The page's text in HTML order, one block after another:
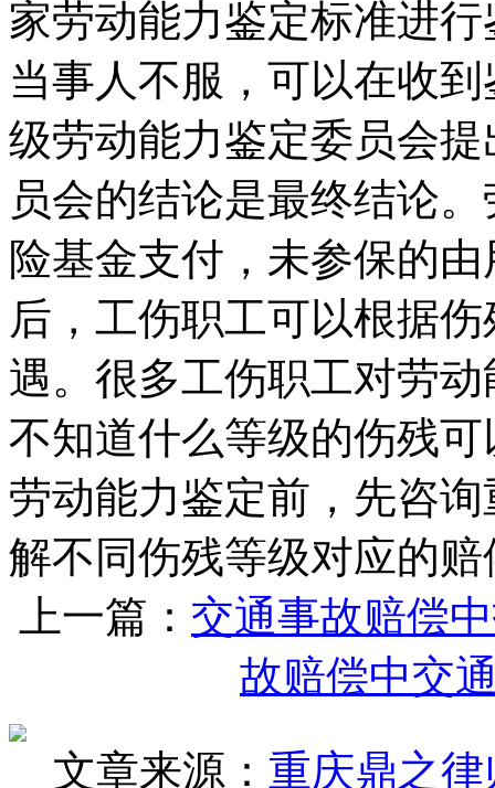
家劳动能力鉴定标准进
当事人不服，可以在收
级劳动能力鉴定委员会
员会的结论是最终结论
险基金支付，未参保的
后，工伤职工可以根据
遇。很多工伤职工对劳
不知道什么等级的伤残
劳动能力鉴定前，先咨
解不同伤残等级对应的
上一篇： 交通事故赔偿
故赔偿中交
文章来源： 重庆鼎之